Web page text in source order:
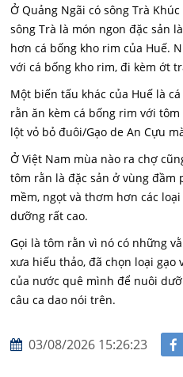
Ở Quảng Ngãi có sông Trà
sông Trà là món ngon đặc sản
hơn cá bống kho rim của Huế.
với cá bống kho rim, đi kèm ớt
Một biến tấu khác của Huế là
rằn ăn kèm cá bống rim với
lột vỏ bỏ đuôi/Gạo de An Cựu
Ở Việt Nam mùa nào ra chợ
tôm rằn là đặc sản ở vùng đầm
mềm, ngọt và thơm hơn các
dưỡng rất cao.
Gọi là tôm rằn vì nó có những
xưa hiếu thảo, đã chọn loại gạo
của nước quê mình để nuôi
câu ca dao nói trên.
03/08/2026 15:26:23